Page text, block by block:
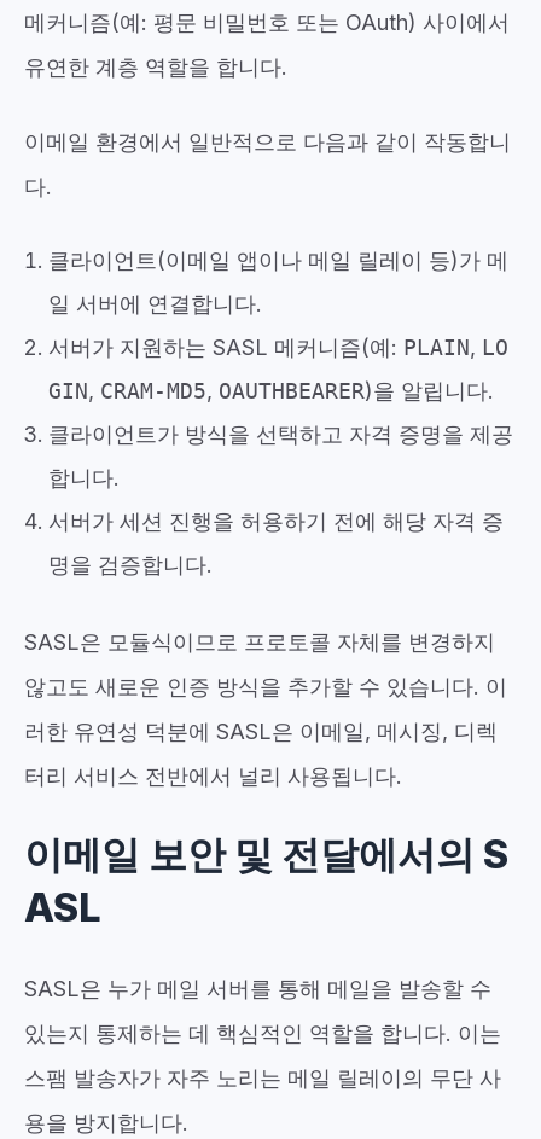
메커니즘(예: 평문 비밀번호 또는 OAuth) 사이에서
유연한 계층 역할을 합니다.
이메일 환경에서 일반적으로 다음과 같이 작동합니
다.
클라이언트(이메일 앱이나 메일 릴레이 등)가 메
일 서버에 연결합니다.
서버가 지원하는 SASL 메커니즘(예: PLAIN, LO
GIN, CRAM-MD5, OAUTHBEARER)을 알립니다.
클라이언트가 방식을 선택하고 자격 증명을 제공
합니다.
서버가 세션 진행을 허용하기 전에 해당 자격 증
명을 검증합니다.
SASL은 모듈식이므로 프로토콜 자체를 변경하지
않고도 새로운 인증 방식을 추가할 수 있습니다. 이
러한 유연성 덕분에 SASL은 이메일, 메시징, 디렉
터리 서비스 전반에서 널리 사용됩니다.
이메일 보안 및 전달에서의 S
ASL
SASL은 누가 메일 서버를 통해 메일을 발송할 수
있는지 통제하는 데 핵심적인 역할을 합니다. 이는
스팸 발송자가 자주 노리는 메일 릴레이의 무단 사
용을 방지합니다.